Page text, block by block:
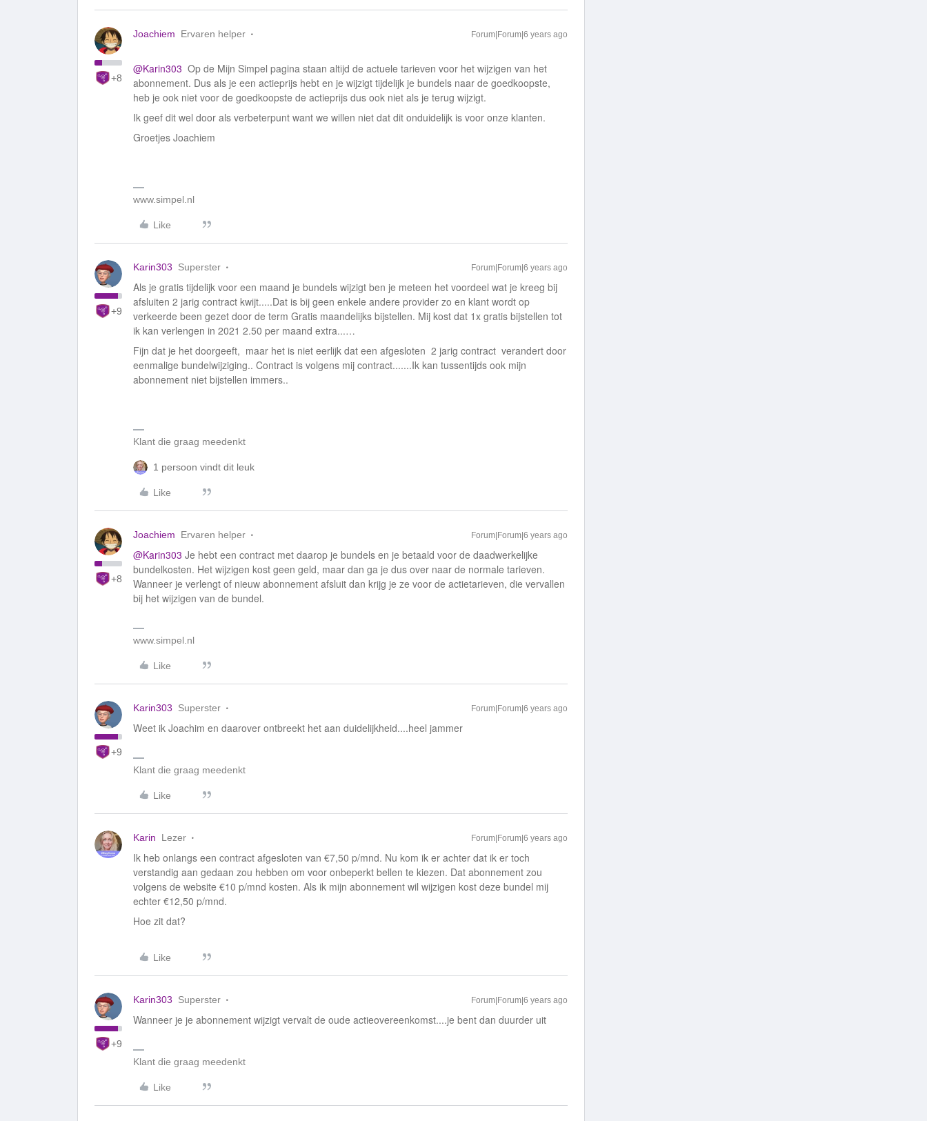
+8
Joachiem Ervaren helper Forum|Forum|6 years ago
@Karin303 Op de Mijn Simpel pagina staan altijd de actuele tarieven voor het wijzigen van het
abonnement. Dus als je een actieprijs hebt en je wijzigt tijdelijk je bundels naar de goedkoopste,
heb je ook niet voor de goedkoopste de actieprijs dus ook niet als je terug wijzigt.
Ik geef dit wel door als verbeterpunt want we willen niet dat dit onduidelijk is voor onze klanten.
Groetjes Joachiem
www.simpel.nl
Like
+9
Karin303 Superster Forum|Forum|6 years ago
Als je gratis tijdelijk voor een maand je bundels wijzigt ben je meteen het voordeel wat je kreeg bij
afsluiten 2 jarig contract kwijt.....Dat is bij geen enkele andere provider zo en klant wordt op
verkeerde been gezet door de term Gratis maandelijks bijstellen. Mij kost dat 1x gratis bijstellen tot
ik kan verlengen in 2021 2.50 per maand extra...…
Fijn dat je het doorgeeft, maar het is niet eerlijk dat een afgesloten 2 jarig contract verandert door
eenmalige bundelwijziging.. Contract is volgens mij contract.......Ik kan tussentijds ook mijn
abonnement niet bijstellen immers..
Klant die graag meedenkt
1 persoon vindt dit leuk
Like
+8
Joachiem Ervaren helper Forum|Forum|6 years ago
@Karin303 Je hebt een contract met daarop je bundels en je betaald voor de daadwerkelijke
bundelkosten. Het wijzigen kost geen geld, maar dan ga je dus over naar de normale tarieven.
Wanneer je verlengt of nieuw abonnement afsluit dan krijg je ze voor de actietarieven, die vervallen
bij het wijzigen van de bundel.
www.simpel.nl
Like
+9
Karin303 Superster Forum|Forum|6 years ago
Weet ik Joachim en daarover ontbreekt het aan duidelijkheid....heel jammer
Klant die graag meedenkt
Like
Karin Lezer Forum|Forum|6 years ago
Ik heb onlangs een contract afgesloten van €7,50 p/mnd. Nu kom ik er achter dat ik er toch
verstandig aan gedaan zou hebben om voor onbeperkt bellen te kiezen. Dat abonnement zou
volgens de website €10 p/mnd kosten. Als ik mijn abonnement wil wijzigen kost deze bundel mij
echter €12,50 p/mnd.
Hoe zit dat?
Like
+9
Karin303 Superster Forum|Forum|6 years ago
Wanneer je je abonnement wijzigt vervalt de oude actieovereenkomst....je bent dan duurder uit
Klant die graag meedenkt
Like